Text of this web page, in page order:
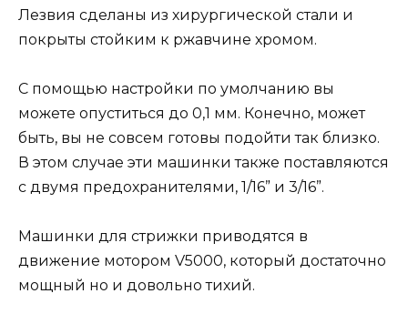
Лезвия сделаны из хирургической стали и
покрыты стойким к ржавчине хромом.
С помощью настройки по умолчанию вы
можете опуститься до 0,1 мм. Конечно, может
быть, вы не совсем готовы подойти так близко.
В этом случае эти машинки также поставляются
с двумя предохранителями, 1/16” и 3/16”.
Машинки для стрижки приводятся в
движение мотором V5000, который достаточно
мощный но и довольно тихий.